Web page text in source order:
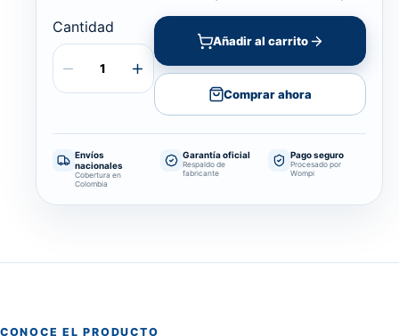
Cantidad
Añadir al carrito
Comprar ahora
Envíos
nacionales
Cobertura en
Colombia
Garantía oficial
Respaldo de
fabricante
Pago seguro
Procesado por
Wompi
CONOCE EL PRODUCTO